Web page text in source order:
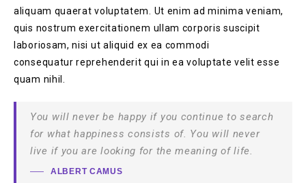
aliquam quaerat voluptatem. Ut enim ad minima veniam,
quis nostrum exercitationem ullam corporis suscipit
laboriosam, nisi ut aliquid ex ea commodi
consequatur reprehenderit qui in ea voluptate velit esse
quam nihil.
You will never be happy if you continue to search
for what happiness consists of. You will never
live if you are looking for the meaning of life.
ALBERT CAMUS